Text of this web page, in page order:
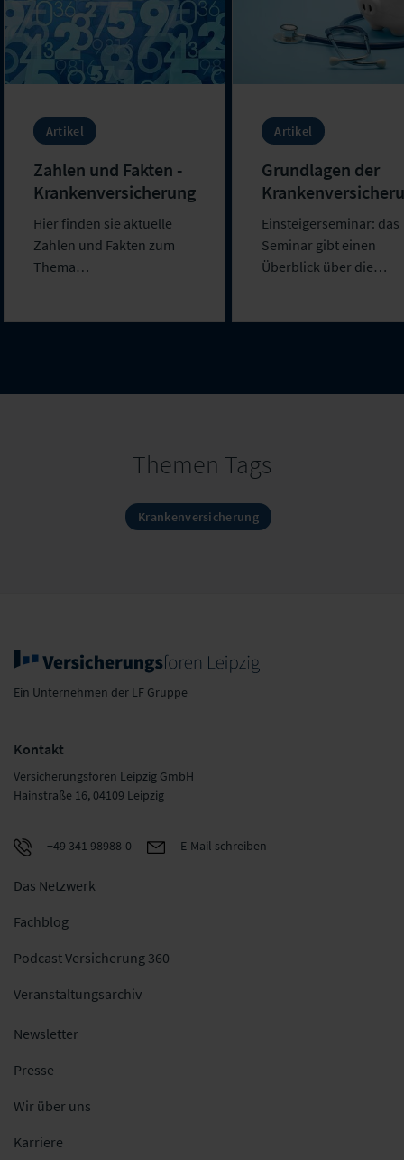
Artikel
Zahlen und Fakten -
Krankenversicherung
Hier finden sie aktuelle
Zahlen und Fakten zum
Thema
Artikel
Grundlagen der
Einsteigerseminar: das
Seminar gibt einen
Überblick über die
Themen Tags
Krankenversicherung
Ein Unternehmen der LF Gruppe
Kontakt
Versicherungsforen Leipzig GmbH
Hainstraße 16, 04109 Leipzig
+49 341 98988-0 E-Mail schreiben
Das Netzwerk
Fachblog
Podcast Versicherung 360
Veranstaltungsarchiv
Newsletter
Presse
Wir über uns
Karriere